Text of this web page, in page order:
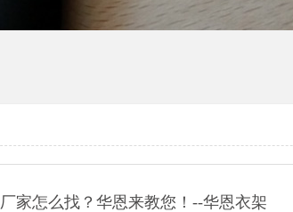
家怎么找？华恩来教您！--华恩衣架